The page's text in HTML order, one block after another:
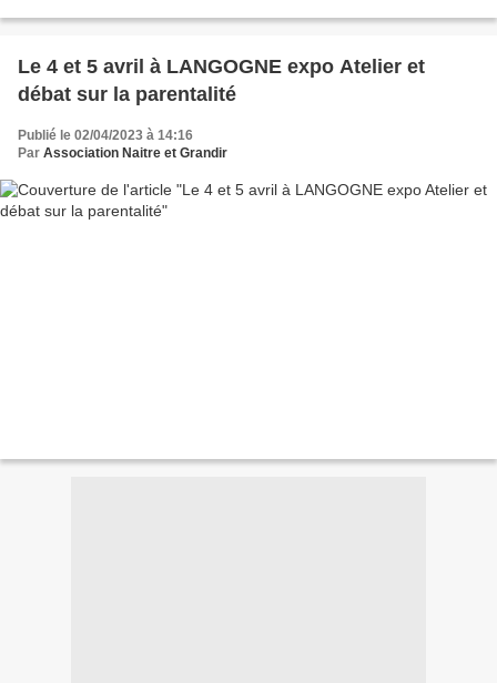
communication émotions
Le 4 et 5 avril à LANGOGNE expo Atelier et
débat sur la parentalité
Publié le 02/04/2023 à 14:16
Par Association Naitre et Grandir